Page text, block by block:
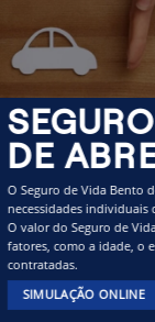
DE
O Seguro de Vida Bento
necessidades individuais
O valor do Seguro de
fatores, como a idade, o
contratadas.
SIMULAÇÃO ONLINE